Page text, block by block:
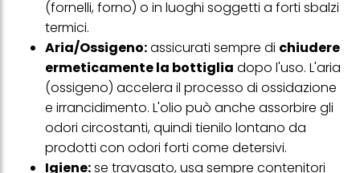
(fornelli, forno) o in luoghi soggetti a forti sbalzi
termici.
Aria/Ossigeno:assicurati sempre di chiudere
ermeticamente la bottiglia dopo l'uso. L'aria
(ossigeno) accelera il processo di ossidazione
e irrancidimento. L'olio può anche assorbire gli
odori circostanti, quindi tienilo lontano da
prodotti con odori forti come detersivi.
Igiene:se travasato, usa sempre contenitori